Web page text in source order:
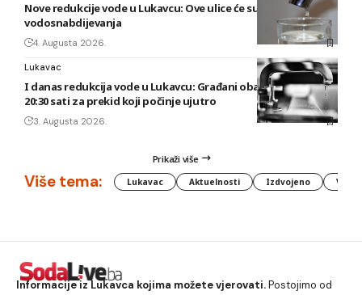
Nove redukcije vode u Lukavcu: Ove ulice će sutra biti bez
vodosnabdijevanja
4. Augusta 2026.
Lukavac
I danas redukcija vode u Lukavcu: Građani obaviješteni tek u
20:30 sati za prekid koji počinje ujutro
3. Augusta 2026.
Prikaži više
Više tema: Lukavac Aktuelnosti Izdvojeno
Informacije iz Lukavca kojima možete vjerovati.Postojimo od